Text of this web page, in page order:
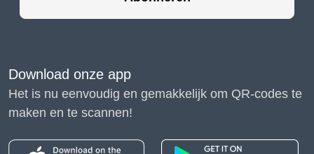
Download onze app
Het is nu eenvoudig en gemakkelijk om QR-codes te
maken en te scannen!